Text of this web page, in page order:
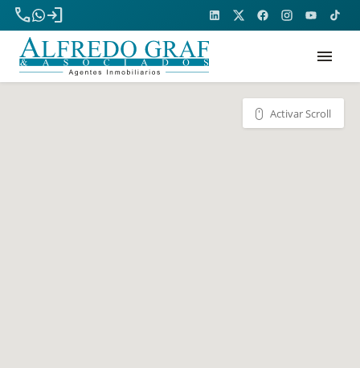
phone
login
menu
Activar Scroll